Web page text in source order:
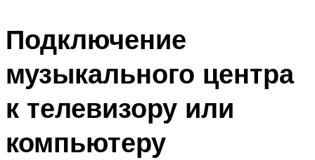
Подключение
музыкального центра
к телевизору или
компьютеру